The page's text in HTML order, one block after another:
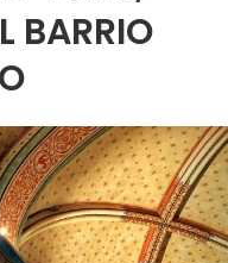
BARRIO